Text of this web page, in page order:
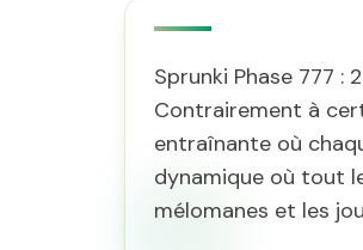
Sprunki Phase 777 :
Contrairement à
entraînante où
dynamique où tout
mélomanes et les